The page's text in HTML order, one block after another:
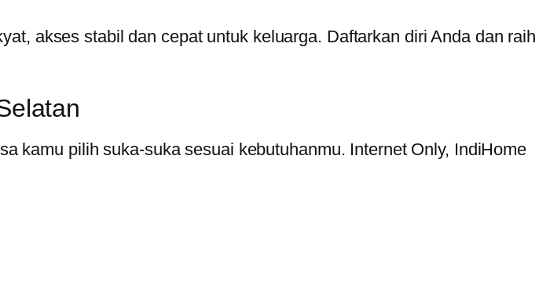
akses stabil dan cepat untuk keluarga. Daftarkan diri Anda dan raih
kamu pilih suka-suka sesuai kebutuhanmu. Internet Only, IndiHome